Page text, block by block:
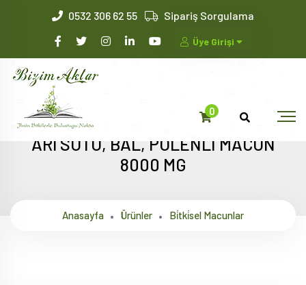
0532 306 62 55 Sipariş Sorgulama
Üye Girişi
0
ARI SÜTÜ, BAL, POLENLİ MACUN
8000 MG
Anasayfa Ürünler Bi̇tki̇sel Macunlar